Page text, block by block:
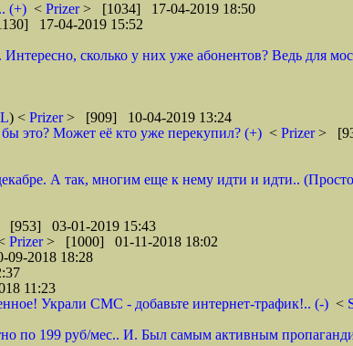
(+) < Prizer> [1034] 17-04-2019 18:50
17-04-2019 15:52
сколько у них уже абонентов? Ведь для
) < Prizer> [909] 10-04-2019 13:24
это? Может её кто уже перекупил? (+) < Prizer>
А так, многим еще к нему идти и идти..
[953] 03-01-2019 15:43
Prizer> [1000] 01-11-2018 18:02
2018 18:28
11:23
Украли СМС - добавьте интернет-трафик!.. (-) <
по 199 руб/мес.. И. Был самым активным